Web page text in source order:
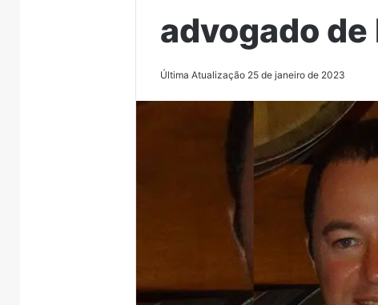
advogado de
Última Atualização 25 de janeiro de 2023